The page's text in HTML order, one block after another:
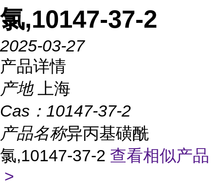
氯,10147-37-2
2025-03-27
产品详情
产地
上海
Cas： 10147-37-2
产品名称异丙基磺酰
氯,10147-37-2 查看相似产品
>